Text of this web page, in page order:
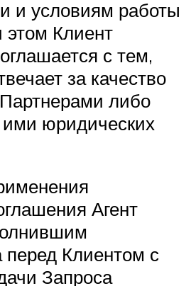
и условиям работы
этом Клиент
с тем,
за качество
либо
юридических
Агент
перед Клиентом с
Запроса